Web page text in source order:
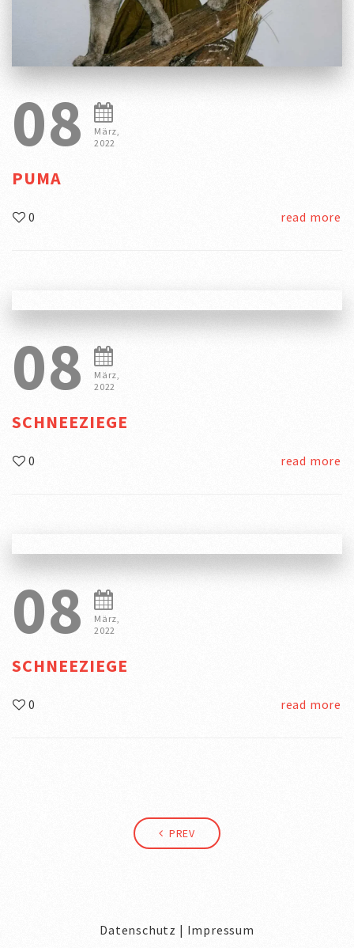
08
März,
2022
PUMA
0 read more
08
März,
2022
SCHNEEZIEGE
0 read more
08
März,
2022
SCHNEEZIEGE
0 read more
PREV
Datenschutz | Impressum